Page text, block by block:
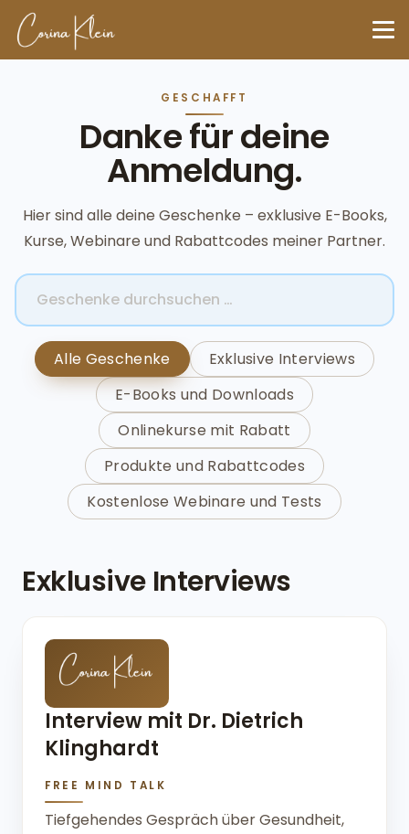
GESCHAFFT
Danke für deine
Anmeldung.
Hier sind alle deine Geschenke – exklusive E-Books,
Kurse, Webinare und Rabattcodes meiner Partner.
Alle Geschenke
Exklusive Interviews
E-Books und Downloads
Onlinekurse mit Rabatt
Produkte und Rabattcodes
Kostenlose Webinare und Tests
Exklusive Interviews
Interview mit Dr. Dietrich
Klinghardt
FREE MIND TALK
Tiefgehendes Gespräch über Gesundheit,